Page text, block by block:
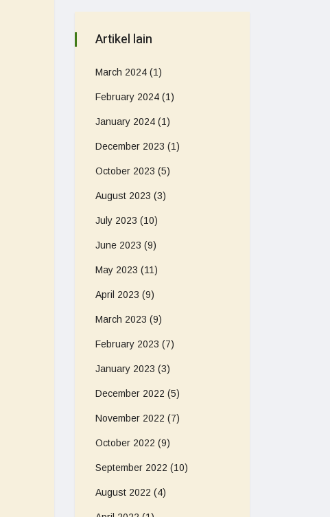
Artikel lain
March 2024 (1)
February 2024 (1)
January 2024 (1)
December 2023 (1)
October 2023 (5)
August 2023 (3)
July 2023 (10)
June 2023 (9)
May 2023 (11)
April 2023 (9)
March 2023 (9)
February 2023 (7)
January 2023 (3)
December 2022 (5)
November 2022 (7)
October 2022 (9)
September 2022 (10)
August 2022 (4)